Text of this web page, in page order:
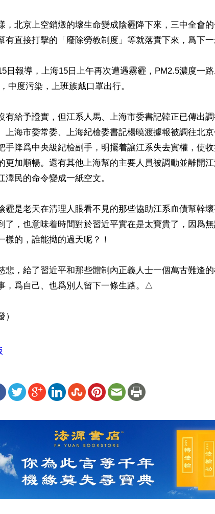
，北京上空銷燬的壞生命變成陰霾降下來，三中全會
有直接打擊的「廢除勞教制度」等就落實下來，爲下一
日報導，上海15日上午再次遭遇霧霾，PM2.5濃度一
中度污染，上班族戴口罩出行。
有給予證實，但江系人馬、上海市委書記韓正已傳出
上海市委常委、上海紀檢委書記楊曉渡據報被調往北
手降爲中央級紀檢副手，明擺着讓江系失去實權，使
更加順暢。還有其他上海幫的主要人員被調動並離開
澤民的命令變成一紙空文。
霾是老天在清理人眼看不見的那些協助江系血債幫幹
了，也意味着時間對於習近平實在是太寶貴了，因爲
樣的，誰能拗的過天呢？！
悲，給了習近平和那些體制內正義人士一個萬古難逢
，爲自己、也爲別人留下一條生路。△
）